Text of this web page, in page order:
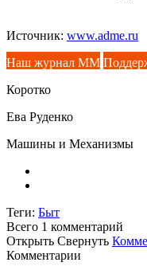
Источник: www.adme.ru
Наш журнал ММ
Коротко
Ева Руденко
Машины и Механизмы
Теги: Быт
Всего 1 комментарий
Открыть Свернуть
Комментарии